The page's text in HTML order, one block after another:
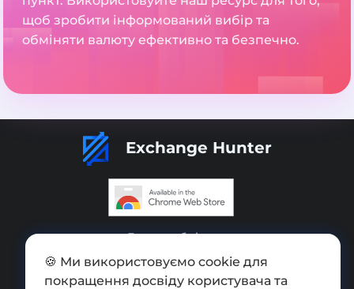
щоб зробити інформований вибір та
обміняти валюту ефективно та безпечно.
Exchange Hunter
Додати обмінник
Мапа сайту
🍪 Ми використовуємо cookie для
покращення досвіду користувача та